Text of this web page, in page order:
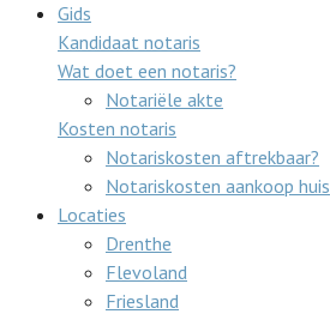
Gids
Kandidaat notaris
Wat doet een notaris?
Notariële akte
Kosten notaris
Notariskosten aftrekbaar?
Notariskosten aankoop huis
Locaties
Drenthe
Flevoland
Friesland